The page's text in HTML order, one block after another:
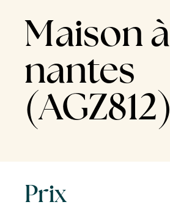
Maison à
nantes
(AGZ812)
Prix